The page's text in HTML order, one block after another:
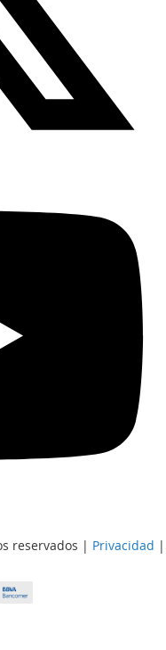
reservados | Privacidad |